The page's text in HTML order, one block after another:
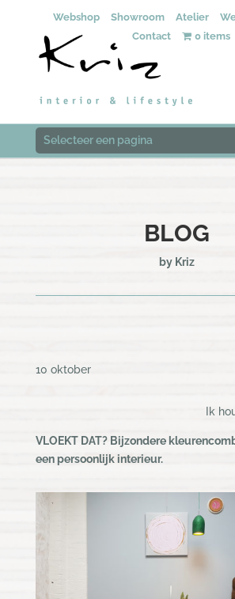
Webshop Showroom Atelier
Contact
0 items
Selecteer een pagina
BLOG
by Kriz
10 oktober
Ik
VLOEKT DAT? Bijzondere
een persoonlijk interieur.